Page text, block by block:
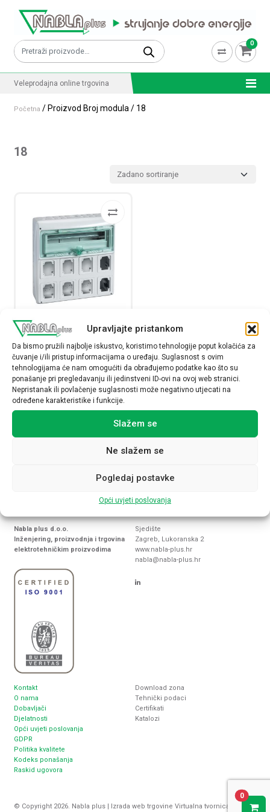
Upravljajte pristankom
Da bismo pružili najbolje iskustvo, koristimo tehnologije poput kolačića za
čuvanje i/ili pristup informacijama o uređaju. Suglasnost s ovim
tehnologijama će nam omogućiti da obrađujemo podatke kao što su
ponašanje pri pregledavanju ili jedinstveni ID-ovi na ovoj web stranici.
Nepristanak ili povlačenje suglasnosti može negativno utjecati na
određene karakteristike i funkcije.
Slažem se
Ne slažem se
Pogledaj postavke
Opći uvjeti poslovanja
Pretraži: 0
Veleprodajna online trgovina
Početna / Proizvod Broj modula / 18
18
Vodotjesni ormarić Kaedra za
modula, 1 priključni blok
13182
107,00€
Raspoloživost:
Vodotjesni ormarić Kaedra za strujne utičnice, 8
Nabla plus d.o.o.
Inženjering, proizvodnja i trgovina
elektrotehničkim proizvodima
Sjedište
Zagreb, Lukoranska 2
www.nabla-plus.hr
nabla@nabla-plus.hr
Kontakt
O nama
Dobavljači
Djelatnosti
Opći uvjeti poslovanja
GDPR
Politika kvalitete
Kodeks ponašanja
Raskid ugovora
Download zona
Tehnički podaci
Certifikati
Katalozi
© Copyright 2026. Nabla plus | Izrada web trgovine Virtualna tvornica
0